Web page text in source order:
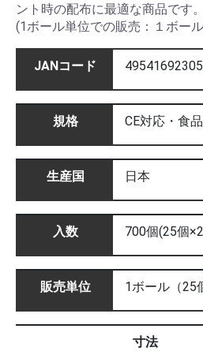
ント時の配布に最適な商品です。
(1ボール単位での販売：１ボー
JANコード
規格 CE対応・食
生産国 日本
入数 700個(25個
販売単位 1ボール（25
寸法